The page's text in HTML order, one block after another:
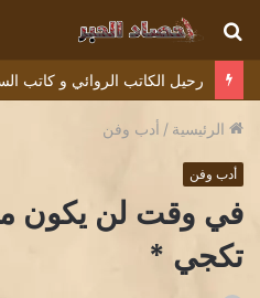
بحث
عن
الرئيسية / أدب وفن
أدب وفن
في وقت لن يكون
تكجي *